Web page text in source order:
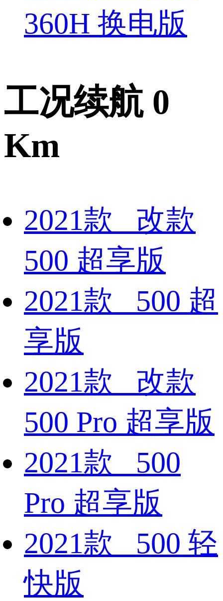
360H 换电版
工况续航 0
Km
2021款 改款
500 超享版
2021款 500 超
享版
2021款 改款
500 Pro 超享版
2021款 500
Pro 超享版
2021款 500 轻
快版